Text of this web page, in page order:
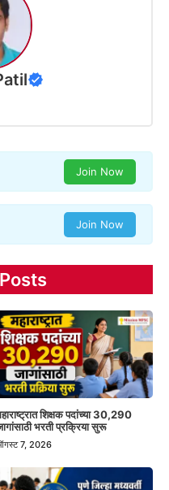
Join Now
Join Now
शिक्षक पदांच्या 30,290
भरती प्रक्रिया सुरू
7, 2026